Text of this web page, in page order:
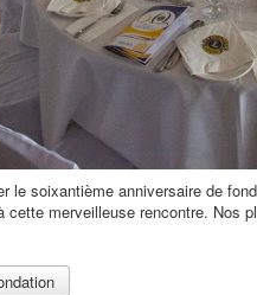
le soixantième anniversaire de
merveilleuse rencontre. Nos